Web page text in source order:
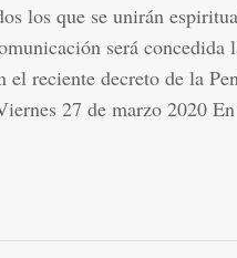
los que se unirán
será
el reciente decreto de la
27 de marzo 2020